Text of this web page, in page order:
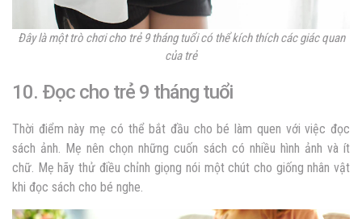
Đây là một trò chơi cho trẻ 9 tháng tuổi có thể kích thích các giác quan
của trẻ
10. Đọc cho trẻ 9 tháng tuổi
Thời điểm này mẹ có thể bắt đầu cho bé làm quen với việc đọc
sách ảnh. Mẹ nên chọn những cuốn sách có nhiều hình ảnh và ít
chữ. Mẹ hãy thử điều chỉnh giọng nói một chút cho giống nhân vật
khi đọc sách cho bé nghe.